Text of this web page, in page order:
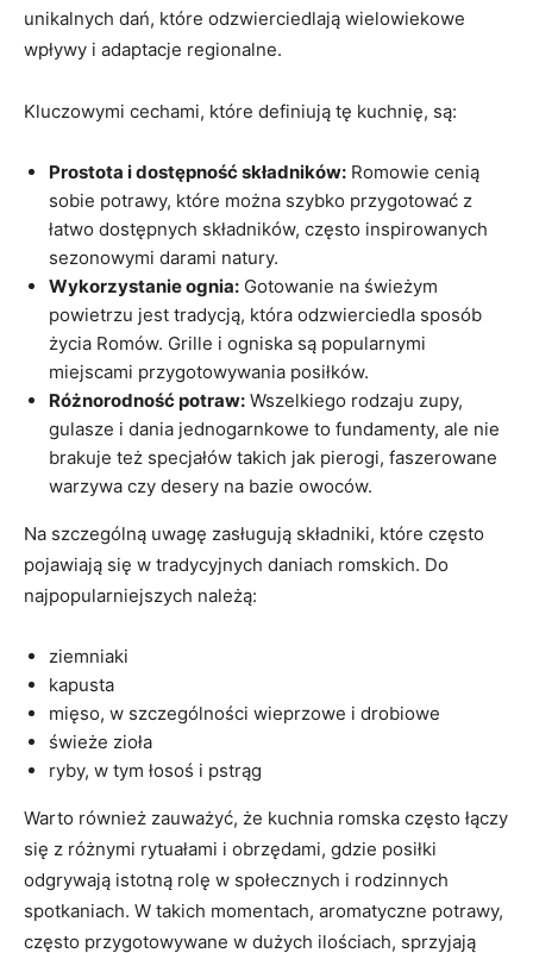
unikalnych dań, które odzwierciedlają wielowiekowe
wpływy i adaptacje regionalne.
Kluczowymi cechami, które definiują tę kuchnię, są:
Prostota i dostępność składników: Romowie cenią
sobie potrawy, które można szybko przygotować z
łatwo dostępnych składników, często inspirowanych
sezonowymi darami natury.
Wykorzystanie ognia: Gotowanie na świeżym
powietrzu jest tradycją, która odzwierciedla sposób
życia Romów. Grille i ogniska są popularnymi
miejscami przygotowywania posiłków.
Różnorodność potraw: Wszelkiego rodzaju zupy,
gulasze i dania jednogarnkowe to fundamenty, ale nie
brakuje też specjałów takich jak pierogi, faszerowane
warzywa czy desery na bazie owoców.
Na szczególną uwagę zasługują składniki, które często
pojawiają się w tradycyjnych daniach romskich. Do
najpopularniejszych należą:
ziemniaki
kapusta
mięso, w szczególności wieprzowe i drobiowe
świeże zioła
ryby, w tym łosoś i pstrąg
Warto również zauważyć, że kuchnia romska często łączy
się z różnymi rytuałami i obrzędami, gdzie posiłki
odgrywają istotną rolę w społecznych i rodzinnych
spotkaniach. W takich momentach, aromatyczne potrawy,
często przygotowywane w dużych ilościach, sprzyjają